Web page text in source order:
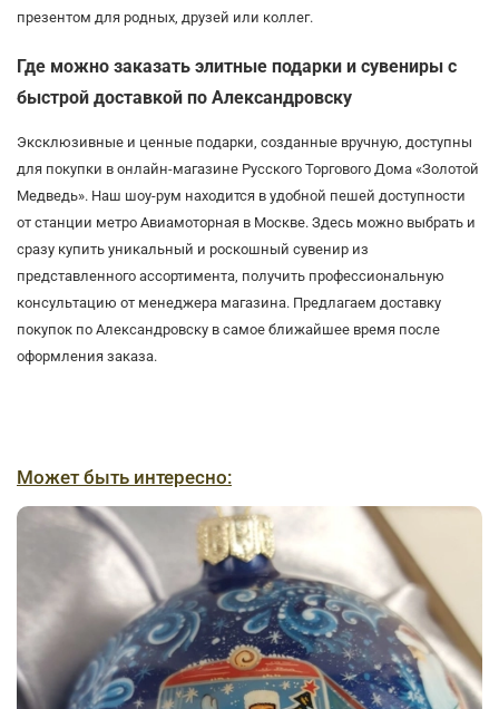
презентом для родных, друзей или коллег.
Где можно заказать элитные подарки и сувениры с
быстрой доставкой по Александровску
Эксклюзивные и ценные подарки, созданные вручную, доступны
для покупки в онлайн-магазине Русского Торгового Дома «Золотой
Медведь». Наш шоу-рум находится в удобной пешей доступности
от станции метро Авиамоторная в Москве. Здесь можно выбрать и
сразу купить уникальный и роскошный сувенир из
представленного ассортимента, получить профессиональную
консультацию от менеджера магазина. Предлагаем доставку
покупок по Александровску в самое ближайшее время после
оформления заказа.
Может быть интересно: